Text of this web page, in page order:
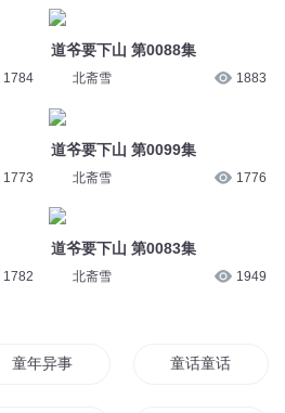
1784
1773
1782
道爷要下山 第0088集
北斋雪 1883
道爷要下山 第0099集
北斋雪 1776
道爷要下山 第0083集
北斋雪 1949
童年异事 童话童话